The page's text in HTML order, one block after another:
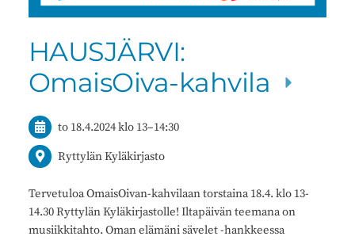
HAUSJÄRVI:
OmaisOiva-kahvila
to 18.4.2024klo 13–14:30
Ryttylän Kyläkirjasto
Tervetuloa OmaisOivan-kahvilaan torstaina 18.4. klo 13-
14.30 Ryttylän Kyläkirjastolle! Iltapäivän teemana on
musiikkitahto. Oman elämäni sävelet -hankkeessa